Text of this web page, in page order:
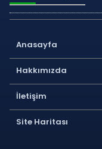
Anasayfa
Hakkımızda
İletişim
Site Haritası